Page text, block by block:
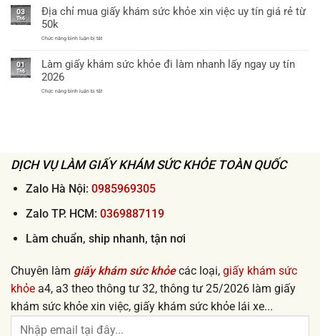
uy
tín
khỏe
theo
32
việc
ship
giấy
khỏe
2026
03
Th6
Địa chỉ mua giấy khám sức khỏe xin việc uy tín giá rẻ từ
50k
Chức năng bình luận bị tắtở
mua
giấy
khỏe
01
Th6
Làm giấy khám sức khỏe đi làm nhanh lấy ngay uy tín
2026
Chức năng bình luận bị tắtở
lấy
ngay
tín
2026
DỊCH VỤ LÀM GIẤY KHÁM SỨC KHỎE TOÀN QUỐC
Zalo Hà Nội: 0985969305
Zalo TP. HCM: 0369887119
Làm chuẩn, ship nhanh, tận nơi
Chuyên làm giấy khám sức khỏecác loại, giấy khám sức
khỏe a4, a3 theo thông tư 32, thông tư 25/2026 làm giấy
khám sức khỏe xin việc, giấy khám sức khỏe lái xe...